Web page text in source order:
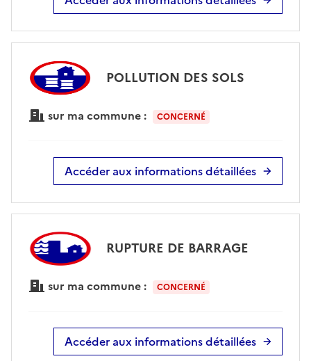
POLLUTION DES SOLS
sur ma commune : CONCERNÉ
Accéder aux informations détaillées
RUPTURE DE BARRAGE
sur ma commune : CONCERNÉ
Accéder aux informations détaillées